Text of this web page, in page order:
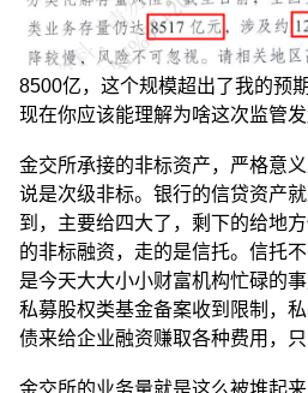
8500亿，这个规模超出了我的预
现在你应该能理解为啥这次监管发
金交所承接的非标资产，严格意
说是次级非标。银行的信贷资产
到，主要给四大了，剩下的给地
的非标融资，走的是信托。信托
是今天大大小小财富机构忙碌的
私募股权类基金备案收到限制，
债来给企业融资赚取各种费用，只
金交所的业务量就是这么被堆起